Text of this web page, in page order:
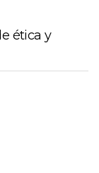
ética y